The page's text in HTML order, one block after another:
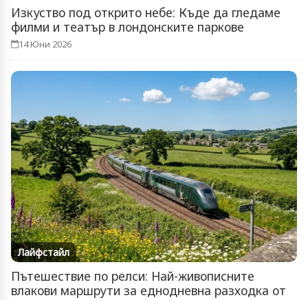
Изкуство под открито небе: Къде да гледаме
филми и театър в лондонските паркове
14 Юни 2026
Лайфстайл
Пътешествие по релси: Най-живописните
влакови маршрути за еднодневна разходка от